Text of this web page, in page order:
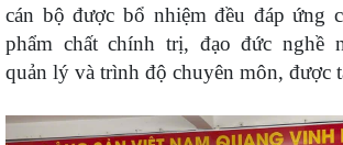
cán bộ được bổ nhiệm đều đáp ứng
phẩm chất chính trị, đạo đức nghề
quản lý và trình độ chuyên môn, được